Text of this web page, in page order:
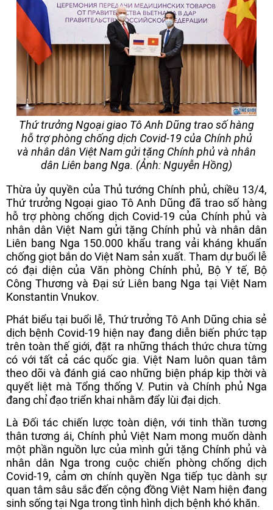
Thứ trưởng Ngoại giao Tô Anh Dũng trao số hàng
hỗ trợ phòng chống dịch Covid-19 của Chính phủ
và nhân dân Việt Nam gửi tặng Chính phủ và nhân
dân Liên bang Nga. (Ảnh: Nguyễn Hồng)
Thừa ủy quyền của Thủ tướng Chính phủ, chiều 13/4,
Thứ trưởng Ngoại giao Tô Anh Dũng đã trao số hàng
hỗ trợ phòng chống dịch Covid-19 của Chính phủ và
nhân dân Việt Nam gửi tặng Chính phủ và nhân dân
Liên bang Nga 150.000 khẩu trang vải kháng khuẩn
chống giọt bắn do Việt Nam sản xuất. Tham dự buổi lễ
có đại diện của Văn phòng Chính phủ, Bộ Y tế, Bộ
Công Thương và Đại sứ Liên bang Nga tại Việt Nam
Konstantin Vnukov.
Phát biểu tại buổi lễ, Thứ trưởng Tô Anh Dũng chia sẻ
dịch bệnh Covid-19 hiện nay đang diễn biến phức tạp
trên toàn thế giới, đặt ra những thách thức chưa từng
có với tất cả các quốc gia. Việt Nam luôn quan tâm
theo dõi và đánh giá cao những biện pháp kịp thời và
quyết liệt mà Tổng thống V. Putin và Chính phủ Nga
đang chỉ đạo triển khai nhằm đẩy lùi đại dịch.
Là Đối tác chiến lược toàn diện, với tinh thần tương
thân tương ái, Chính phủ Việt Nam mong muốn dành
một phần nguồn lực của mình gửi tặng Chính phủ và
nhân dân Nga trong cuộc chiến phòng chống dịch
Covid-19, cảm ơn chính quyền Nga tiếp tục dành sự
quan tâm sâu sắc đến cộng đồng Việt Nam hiện đang
sinh sống tại Nga trong tình hình dịch bệnh khó khăn.